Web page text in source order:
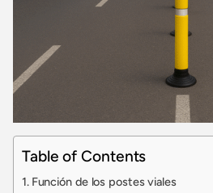
Table of Contents
Función de los postes viales